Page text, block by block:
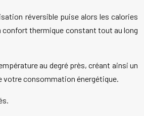
réversible puise alors les calories
confort thermique constant tout au long
au degré près, créant ainsi un
consommation énergétique.